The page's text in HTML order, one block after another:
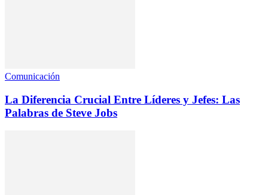
Comunicación
La Diferencia Crucial Entre Líderes y Jefes: Las
Palabras de Steve Jobs